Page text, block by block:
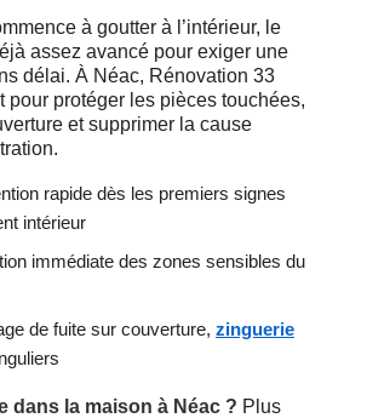
à goutter à l’intérieur, le
assez avancé pour exiger une
délai. À Néac, Rénovation 33
pour protéger les pièces touchées,
et supprimer la cause
rapide dès les premiers signes
intérieur
immédiate des zones sensibles du
de fuite sur couverture, zinguerie
dans la maison à Néac ? Plus